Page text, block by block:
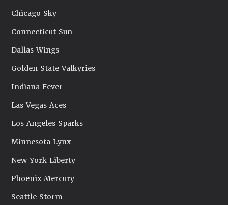
Chicago Sky
Connecticut Sun
Dallas Wings
Golden State Valkyries
Indiana Fever
Las Vegas Aces
Los Angeles Sparks
Minnesota Lynx
New York Liberty
Phoenix Mercury
Seattle Storm